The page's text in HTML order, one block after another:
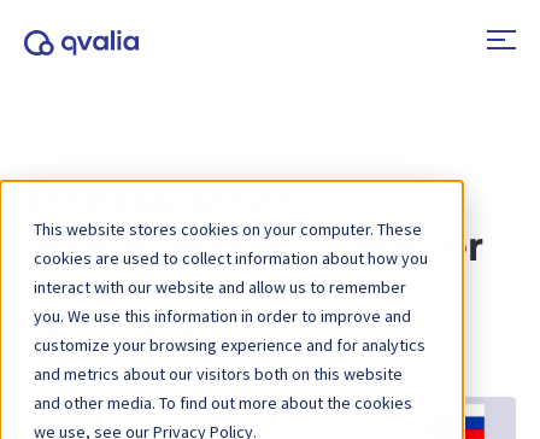
This website stores cookies on your computer. These
cookies are used to collect information about how you
interact with our website and allow us to remember
you. We use this information in order to improve and
customize your browsing experience and for analytics
and metrics about our visitors both on this website
and other media. To find out more about the cookies
we use, see our Privacy Policy.
teknologier och trender
Etikett: